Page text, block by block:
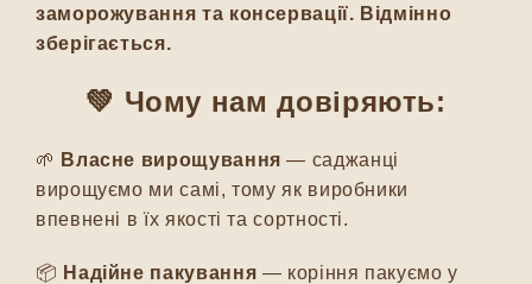
заморожування та консервації. Відмінно
зберігається.
💚 Чому нам довіряють:
🌱 Власне вирощування — саджанці
вирощуємо ми самі, тому як виробники
впевнені в їх якості та сортності.
📦 Надійне пакування — коріння пакуємо у